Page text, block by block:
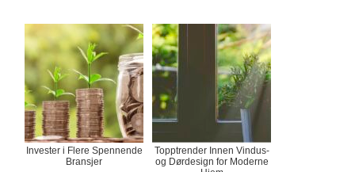
Invester i Flere Spennende
Bransjer
Topptrender Innen Vindus-
og Dørdesign for Moderne